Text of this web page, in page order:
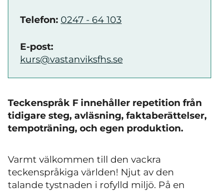
Telefon: 0247 - 64 103
E-post:
kurs@vastanviksfhs.se
Teckenspråk F innehåller repetition från
tidigare steg, avläsning, faktaberättelser,
tempoträning, och egen produktion.
Varmt välkommen till den vackra
teckenspråkiga världen! Njut av den
talande tystnaden i rofylld miljö. På en